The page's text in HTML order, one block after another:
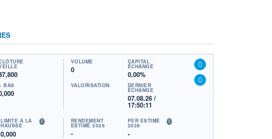
BAS
VOLUME
0
CAPITAL
ÉCHANGÉ
0,00%
VALORISATION DERNIER
ÉCHANGE
07.08.26 /
17:50:11
LIMITE À LA
HAUSSE
0,000
RENDEMENT
ESTIMÉ 2026
-
PER ESTIMÉ
2026
-